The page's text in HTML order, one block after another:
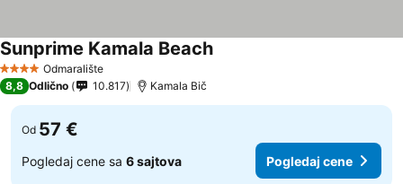
4 ZvezdiceOdmaralište
Sunprime Kamala Beach
8,8 Odlično 10.817 Kamala Bič
Od 57 €
Pogledaj cene sa 6 sajtova Pogledaj cene